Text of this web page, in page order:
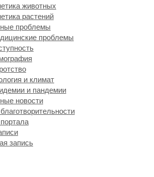
животных
растений
проблемы
проблемы
и климат
и пандемии
новости
запись